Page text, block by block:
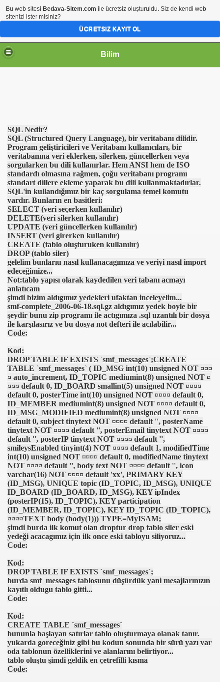
Bilim
SQL Nedir?
SQL (Structured Query Language), bir veritabanı dilidir.
Program geliştiricileri ve Veritabanı kullanıcıları, bir
veritabanına veri eklerken, silerken, güncellerken veya
sorgularken bu dili kullanırlar. Hem ANSI hem de ISO
standardı olmasına rağmen, çoğu veritabanı programı
standart dillere ekleme yaparak bu dili kullanmaktadırlar.
SQL'in kullandığımız bir kaç sorgulama temel komutu
vardır. Bunların en basitleri:
SELECT (veri seçerken kullanılır)
DELETE(veri silerken kullanılır)
UPDATE (veri güncellerken kullanılır)
INSERT (veri girerken kullanılır)
CREATE (tablo oluşturuken kullanılır)
DROP (tablo siler)
gelelim bunlarıu nasıl kullanacagımıza ve veriyi nasıl import
edeceğimize...
Not:tablo yapısı olarak kaydedilen veri tabanı acmayı
anlatıcam
şimdi bizim aldıgımız yedekleri ufaktan inceleyelim...
smf-complete_2006-06-18.sql.gz aldıgımız yedek boyle bir
şeydir bunu zip programı ile actıgımıza .sql uzantılı bir dosya
ile karşılasırız ve bu dosya not defteri ile acılabilir...
Code:
Kod:
DROP TABLE IF EXISTS `smf_messages`;CREATE
TABLE `smf_messages` ( ID_MSG int(10) unsigned NOT ¤¤¤
¤ auto_increment, ID_TOPIC mediumint(8) unsigned NOT ¤
¤¤¤ default 0, ID_BOARD smallint(5) unsigned NOT ¤¤¤¤
default 0, posterTime int(10) unsigned NOT ¤¤¤¤ default 0,
ID_MEMBER mediumint(8) unsigned NOT ¤¤¤¤ default 0,
ID_MSG_MODIFIED mediumint(8) unsigned NOT ¤¤¤¤
default 0, subject tinytext NOT ¤¤¤¤ default '', posterName
tinytext NOT ¤¤¤¤ default '', posterEmail tinytext NOT ¤¤¤¤
default '', posterIP tinytext NOT ¤¤¤¤ default '',
smileysEnabled tinyint(4) NOT ¤¤¤¤ default 1, modifiedTime
int(10) unsigned NOT ¤¤¤¤ default 0, modifiedName tinytext
NOT ¤¤¤¤ default '', body text NOT ¤¤¤¤ default '', icon
varchar(16) NOT ¤¤¤¤ default 'xx', PRIMARY KEY
(ID_MSG), UNIQUE topic (ID_TOPIC, ID_MSG), UNIQUE
ID_BOARD (ID_BOARD, ID_MSG), KEY ipIndex
(posterIP(15), ID_TOPIC), KEY participation
(ID_MEMBER, ID_TOPIC), KEY ID_TOPIC (ID_TOPIC),
¤¤¤¤TEXT body (body(1))) TYPE=MyISAM;
şimdi burda ilk komut olan droptur drop tablo siler eski
yedeği acacagımız için ilk once eski tabloyu siliyoruz...
Code:
Kod:
DROP TABLE IF EXISTS `smf_messages`;
burda smf_messages tablosunu düşürdük yani mesajlarınızın
kayıtlı oldugu tablo gitti...
Code:
Kod:
CREATE TABLE `smf_messages`
bununla başlayan satırlar tablo oluşturmaya olanak tanır.
yukarda goreceğiniz gibi bu kodun sonunda bir sürü yazı var
oda tablonun özelliklerini ve alanlarını belirtiyor...
tablo oluştu şimdi geldik en çetrefilli kısma
Code:
77-73 Yenildi
açmak için 80 milyon dolar yatırdı
cihazı23564
esnek piller geliştirildi
Eric Gerets, beyin kanaması geçirdiğini açıkladı.
Yakaladı
Kaldı
Bu web sitesi Bedava-Sitem.com ile ücretsiz oluşturuldu. Siz de kendi web
sitenizi ister misiniz?
ÜCRETSIZ KAYIT OL